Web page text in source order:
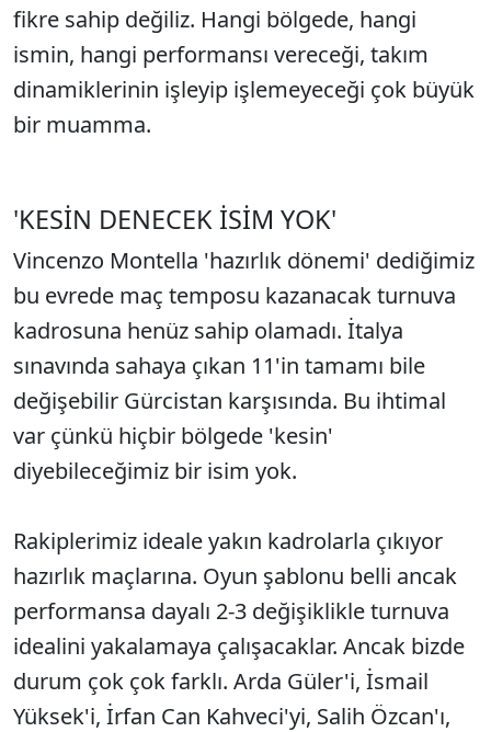
fikre sahip değiliz. Hangi bölgede, hangi
ismin, hangi performansı vereceği, takım
dinamiklerinin işleyip işlemeyeceği çok büyük
bir muamma.
'KESİN DENECEK İSİM YOK'
Vincenzo Montella 'hazırlık dönemi' dediğimiz
bu evrede maç temposu kazanacak turnuva
kadrosuna henüz sahip olamadı. İtalya
sınavında sahaya çıkan 11'in tamamı bile
değişebilir Gürcistan karşısında. Bu ihtimal
var çünkü hiçbir bölgede 'kesin'
diyebileceğimiz bir isim yok.
Rakiplerimiz ideale yakın kadrolarla çıkıyor
hazırlık maçlarına. Oyun şablonu belli ancak
performansa dayalı 2-3 değişiklikle turnuva
idealini yakalamaya çalışacaklar. Ancak bizde
durum çok çok farklı. Arda Güler'i, İsmail
Yüksek'i, İrfan Can Kahveci'yi, Salih Özcan'ı,